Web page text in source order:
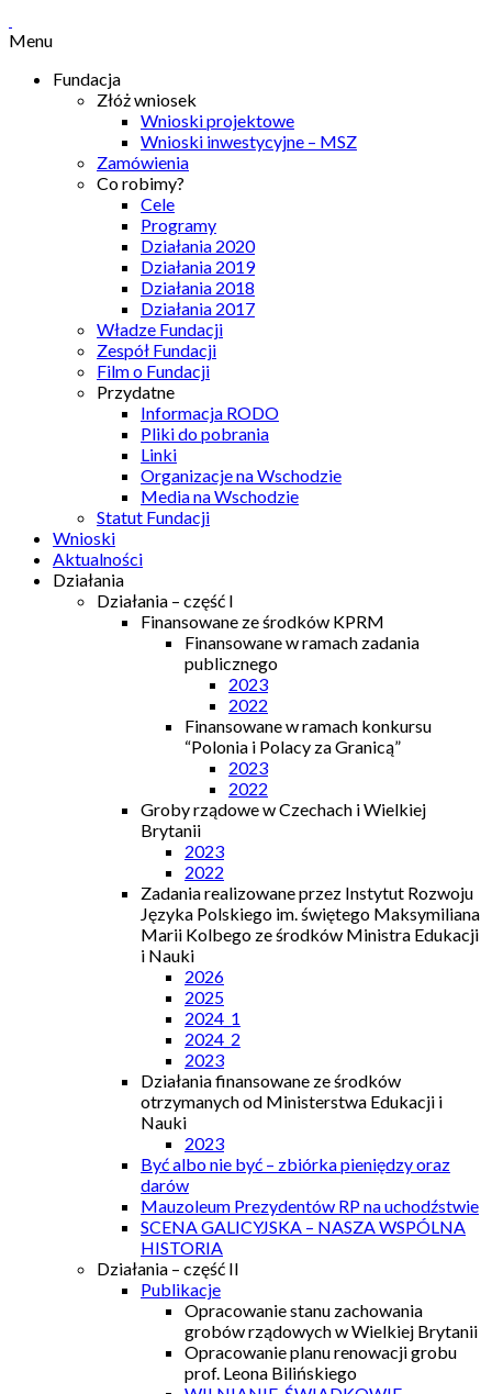
Menu
Fundacja
Złóż wniosek
Wnioski projektowe
Wnioski inwestycyjne – MSZ
Zamówienia
Co robimy?
Cele
Programy
Działania 2020
Działania 2019
Działania 2018
Działania 2017
Władze Fundacji
Zespół Fundacji
Film o Fundacji
Przydatne
Informacja RODO
Pliki do pobrania
Linki
Organizacje na Wschodzie
Media na Wschodzie
Statut Fundacji
Wnioski
Aktualności
Działania
Działania – część I
Finansowane ze środków KPRM
Finansowane w ramach zadania
publicznego
2023
2022
Finansowane w ramach konkursu
“Polonia i Polacy za Granicą”
2023
2022
Groby rządowe w Czechach i Wielkiej
Brytanii
2023
2022
Zadania realizowane przez Instytut Rozwoju
Języka Polskiego im. świętego Maksymiliana
Marii Kolbego ze środków Ministra Edukacji
i Nauki
2026
2025
2024_1
2024_2
2023
Działania finansowane ze środków
otrzymanych od Ministerstwa Edukacji i
Nauki
2023
Być albo nie być – zbiórka pieniędzy oraz
darów
Mauzoleum Prezydentów RP na uchodźstwie
SCENA GALICYJSKA – NASZA WSPÓLNA
HISTORIA
Działania – część II
Publikacje
Opracowanie stanu zachowania
grobów rządowych w Wielkiej Brytanii
Opracowanie planu renowacji grobu
prof. Leona Bilińskiego